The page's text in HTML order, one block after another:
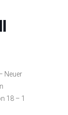
Neuer
18 – 1